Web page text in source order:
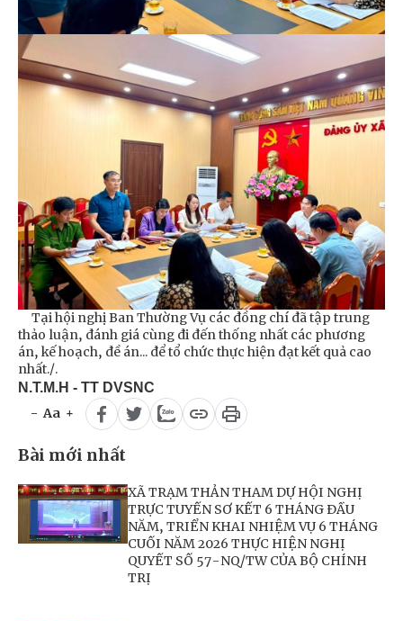
Tại hội nghị Ban Thường Vụ các đồng chí đã tập trung
thảo luận, đánh giá cùng đi đến thống nhất các phương
án, kế hoạch, đề án... để tổ chức thực hiện đạt kết quả cao
nhất./.
N.T.M.H - TT DVSNC
- Aa +
Bài mới nhất
XÃ TRẠM THẢN THAM DỰ HỘI NGHỊ
TRỰC TUYẾN SƠ KẾT 6 THÁNG ĐẦU
NĂM, TRIỂN KHAI NHIỆM VỤ 6 THÁNG
CUỐI NĂM 2026 THỰC HIỆN NGHỊ
QUYẾT SỐ 57-NQ/TW CỦA BỘ CHÍNH
TRỊ